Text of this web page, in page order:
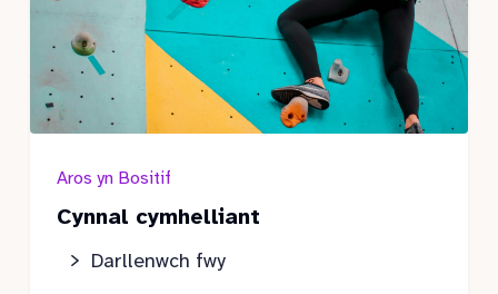
Aros yn Bositif
Cynnal cymhelliant
Darllenwch fwy